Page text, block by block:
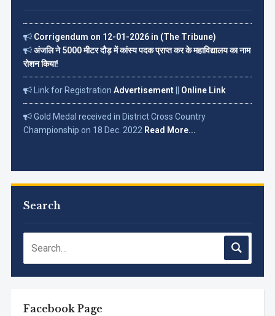
अंजलि ने 5000 मीटर दौड़ में कांस्य पदक प्राप्त कर के महाविद्यालय का नाम
रोशन किया!
Championship on 18 Dec. 2022Read More...
Search
Facebook Page